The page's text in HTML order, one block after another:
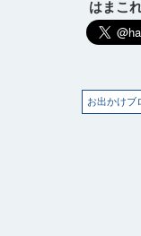
はまこ
お出かけブ